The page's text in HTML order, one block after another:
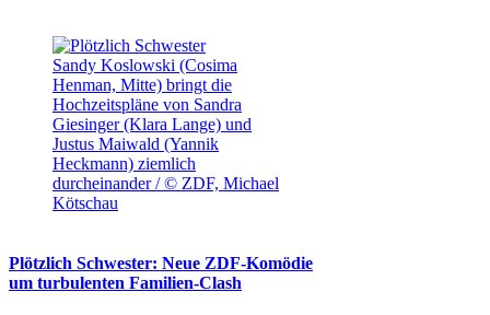
Sandy Koslowski (Cosima
Henman, Mitte) bringt die
Hochzeitspläne von Sandra
Giesinger (Klara Lange) und
Justus Maiwald (Yannik
Heckmann) ziemlich
durcheinander / © ZDF, Michael
Kötschau
Plötzlich Schwester: Neue ZDF-Komödie
um turbulenten Familien-Clash